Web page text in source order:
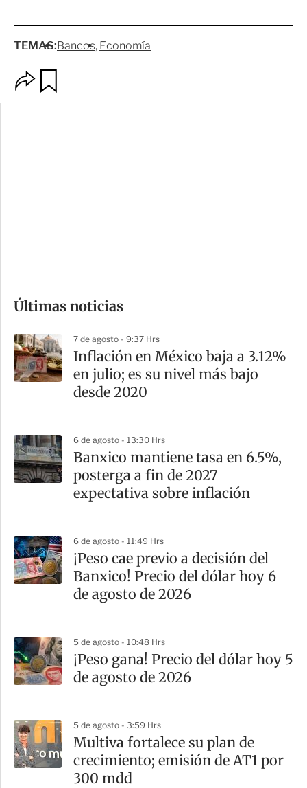
TEMAS:Bancos Economía
m
a
r
t
Últimas noticias
7 de agosto - 9:37 Hrs
Inflación en México baja a 3.12%
en julio; es su nivel más bajo
desde 2020
6 de agosto - 13:30 Hrs
Banxico mantiene tasa en 6.5%,
posterga a fin de 2027
expectativa sobre inflación
6 de agosto - 11:49 Hrs
¡Peso cae previo a decisión del
Banxico! Precio del dólar hoy 6
de agosto de 2026
5 de agosto - 10:48 Hrs
¡Peso gana! Precio del dólar hoy 5
de agosto de 2026
5 de agosto - 3:59 Hrs
Multiva fortalece su plan de
crecimiento; emisión de AT1 por
300 mdd